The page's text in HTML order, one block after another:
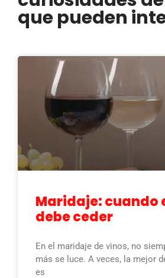
que pueden
Maridaje: cuando
debe ceder
En el maridaje de vinos, no
más se luce. A veces, la mejor
es